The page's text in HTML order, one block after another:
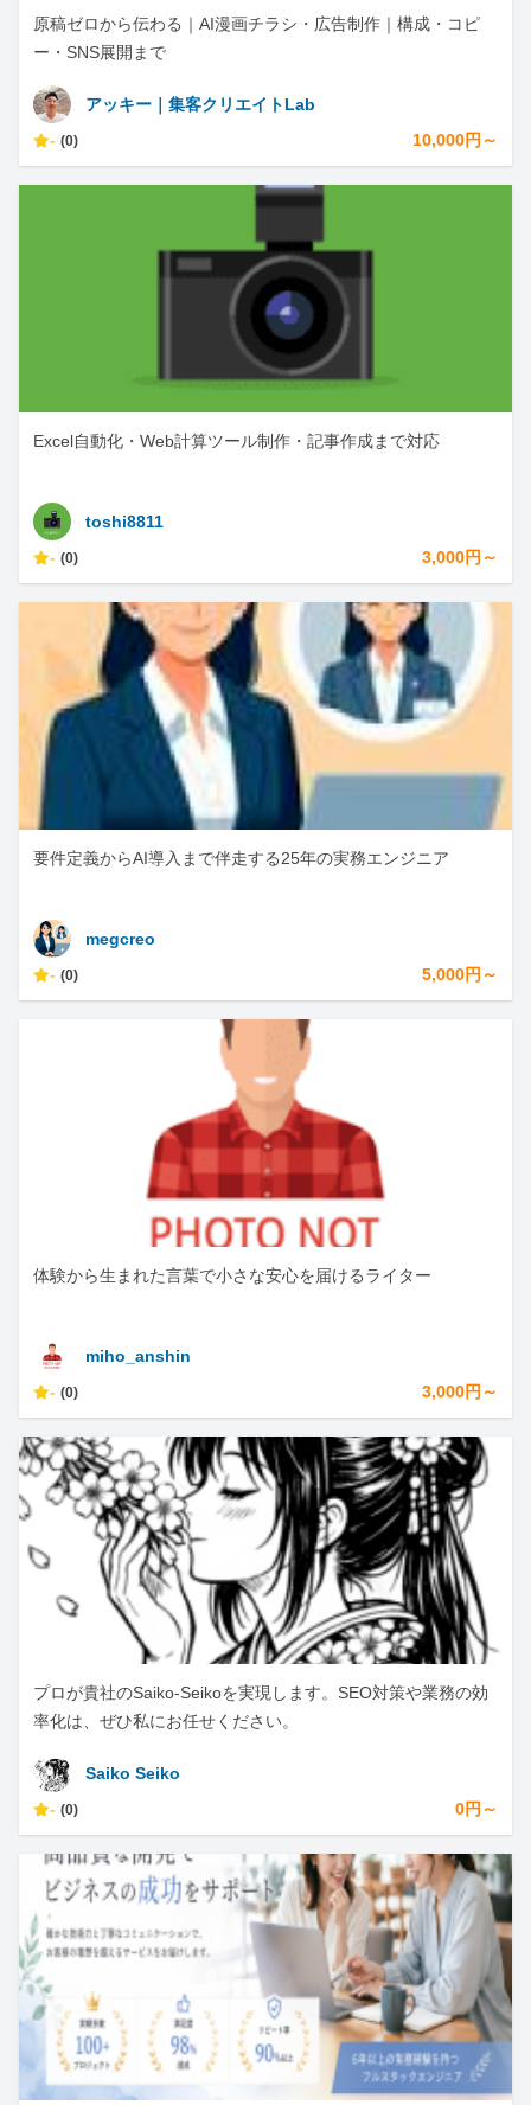
原稿ゼロから伝わる｜AI漫画チラシ・広告制作｜構成・コピ
ー・SNS展開まで
アッキー｜集客クリエイトLab
- (0) 10,000円～
Excel自動化・Web計算ツール制作・記事作成まで対応
toshi8811
- (0) 3,000円～
要件定義からAI導入まで伴走する25年の実務エンジニア
megcreo
- (0) 5,000円～
体験から生まれた言葉で小さな安心を届けるライター
miho_anshin
- (0) 3,000円～
プロが貴社のSaiko-Seikoを実現します。SEO対策や業務の効
率化は、ぜひ私にお任せください。
Saiko Seiko
- (0) 0円～